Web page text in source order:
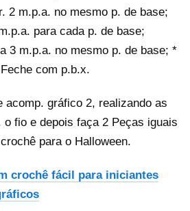
2 m.p.a. no mesmo p. de base;
para cada p. de base;
3 m.p.a. no mesmo p. de base; *
com p.b.x.
acomp. gráfico 2, realizando as
fio e depois faça 2 Peças iguais
para o Halloween.
crochê fácil para iniciantes